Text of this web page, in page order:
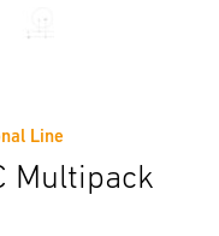
Line
Multipack